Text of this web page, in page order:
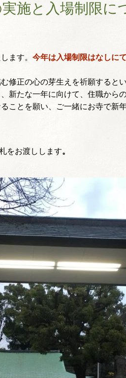
施と入場制限に
ます。 今年は入場制限はなしにて
修正の心の芽生えを祈願すると
新たな一年に向けて、住職から
ことを願い、ご一緒にお寺で新
をお渡しします。